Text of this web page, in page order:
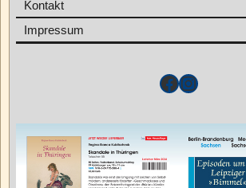
Kontakt
Impressum